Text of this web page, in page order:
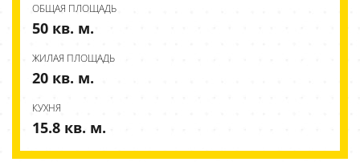
ОБЩАЯ ПЛОЩАДЬ
50 кв. м.
ЖИЛАЯ ПЛОЩАДЬ
20 кв. м.
КУХНЯ
15.8 кв. м.